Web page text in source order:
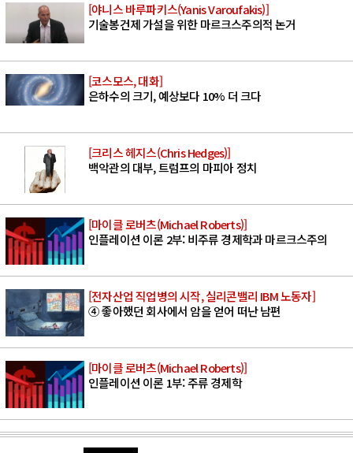
[야니스 바루파키스(Yanis Varoufakis)]
기술봉건제 가설을 위한 마르크스주의적 논거
[코스모스, 대화]
은하수의 크기, 예상보다 10% 더 크다
[크리스 헤지스(Chris Hedges)]
백악관의 대부, 트럼프의 마피아 정치
[마이클 로버츠(Michael Roberts)]
인플레이션 이론 2부: 비주류 경제학과 마르크스주의
[전자산업 직업병의 시작, 실리콘밸리 IBM 노동자]
④ 좋아했던 회사에서 암을 얻어 떠난 남편
[마이클 로버츠(Michael Roberts)]
인플레이션 이론 1부: 주류 경제학